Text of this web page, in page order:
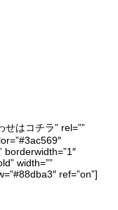
はコチラ” rel=””
borderwidth=”1″
width=””
ref=”on”]